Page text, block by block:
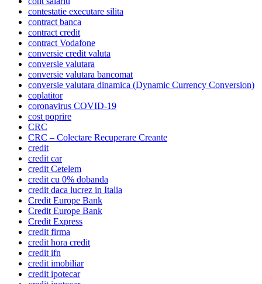
contestatie executare silita
contract banca
contract credit
contract Vodafone
conversie credit valuta
conversie valutara
conversie valutara bancomat
conversie valutara dinamica (Dynamic Currency Conversion)
coplatitor
coronavirus COVID-19
cost poprire
CRC
CRC – Colectare Recuperare Creante
credit
credit car
credit Cetelem
credit cu 0% dobanda
credit daca lucrez in Italia
Credit Europe Bank
Credit Europe Bank
Credit Express
credit firma
credit hora credit
credit ifn
credit imobiliar
credit ipotecar